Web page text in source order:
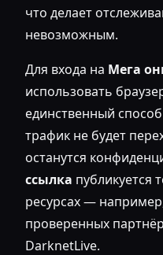
что делает
невозможным.
Для входа на Мега
использовать
единственный
трафик не будет
останутся
ссылка публикуется
ресурсах —
проверенных
DarknetLive.